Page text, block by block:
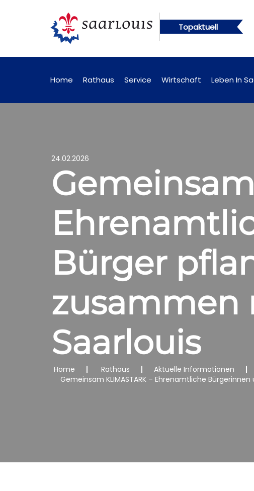
Topaktuell
abrufbar Öffentliche Bekanntmachungen künftig
Home Rathaus Service Wirtschaft Leben In
24.02.2026
Bürger
zusammen
Saarlouis
Home Rathaus Aktuelle Informationen
Gemeinsam KLIMASTARK – Ehrenamtliche